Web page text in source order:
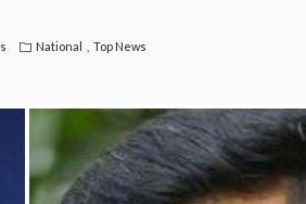
National Top News